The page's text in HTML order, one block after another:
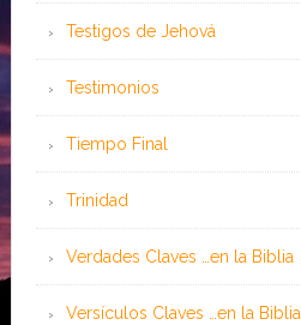
Testigos de Jehová
Testimonios
Tiempo Final
Trinidad
Verdades Claves …en la Biblia
Versículos Claves …en la Biblia